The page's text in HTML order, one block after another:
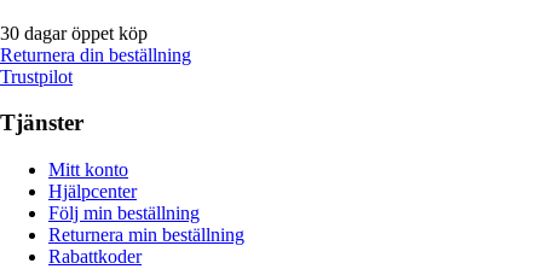
30 dagar öppet köp
Returnera din beställning
Trustpilot
Tjänster
Mitt konto
Hjälpcenter
Följ min beställning
Returnera min beställning
Rabattkoder